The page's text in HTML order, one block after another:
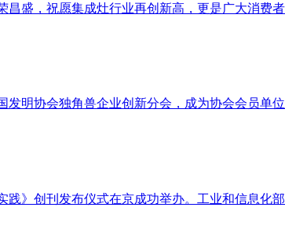
盛，祝愿集成灶行业再创新高，更是广大消费
明协会独角兽企业创新分会，成为协会会员单
践》创刊发布仪式在京成功举办。工业和信息化